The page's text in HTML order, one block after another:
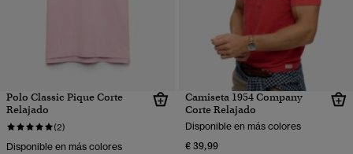
Polo Classic Pique Corte
Relajado
(2)
Disponible en más colores
Camiseta 1954 Company
Corte Relajado
Disponible en más colores
€ 39,99